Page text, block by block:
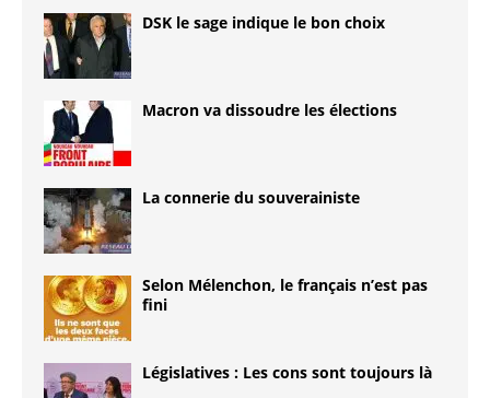
DSK le sage indique le bon choix
Macron va dissoudre les élections
La connerie du souverainiste
Selon Mélenchon, le français n’est pas
fini
Législatives : Les cons sont toujours là